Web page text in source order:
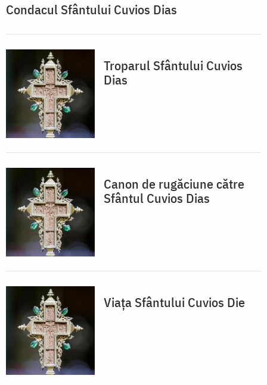
Condacul Sfântului Cuvios Dias
Troparul Sfântului Cuvios
Dias
Canon de rugăciune către
Sfântul Cuvios Dias
Viaţa Sfântului Cuvios Die